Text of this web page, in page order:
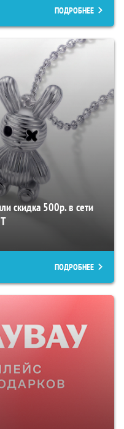
ПОДРОБНЕЕ
скидка 500р. в сети
ПОДРОБНЕЕ